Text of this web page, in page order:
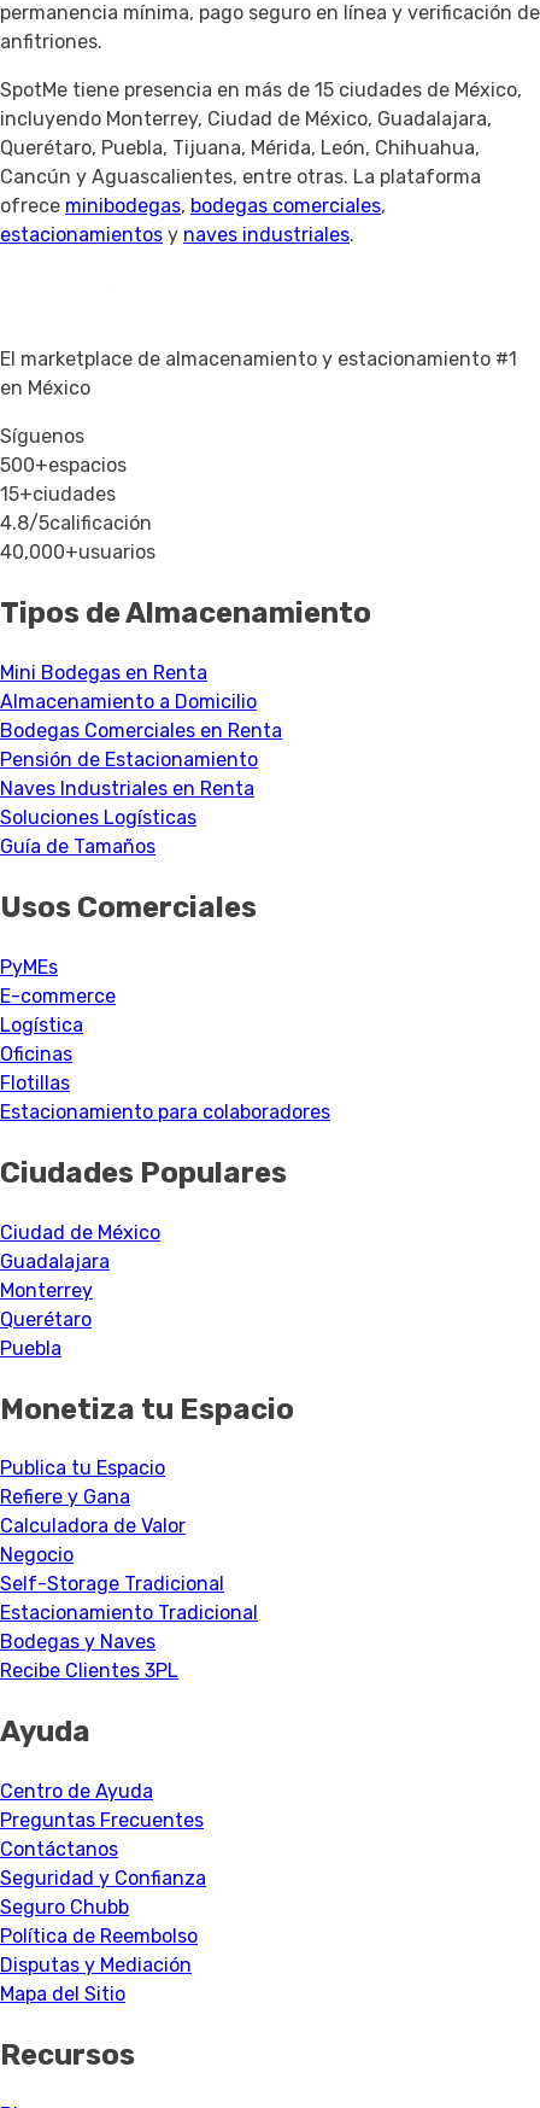
permanencia mínima, pago seguro en línea y verificación de
anfitriones.
SpotMe tiene presencia en más de 15 ciudades de México,
incluyendo Monterrey, Ciudad de México, Guadalajara,
Querétaro, Puebla, Tijuana, Mérida, León, Chihuahua,
Cancún y Aguascalientes, entre otras. La plataforma
ofrece minibodegas, bodegas comerciales,
estacionamientos y naves industriales.
El marketplace de almacenamiento y estacionamiento #1
en México
Síguenos
500+espacios
15+ciudades
4.8/5calificación
40,000+usuarios
Tipos de Almacenamiento
Mini Bodegas en Renta
Almacenamiento a Domicilio
Bodegas Comerciales en Renta
Pensión de Estacionamiento
Naves Industriales en Renta
Soluciones Logísticas
Guía de Tamaños
Usos Comerciales
PyMEs
E-commerce
Logística
Oficinas
Flotillas
Estacionamiento para colaboradores
Ciudades Populares
Ciudad de México
Guadalajara
Monterrey
Querétaro
Puebla
Monetiza tu Espacio
Publica tu Espacio
Refiere y Gana
Calculadora de Valor
Negocio
Self-Storage Tradicional
Estacionamiento Tradicional
Bodegas y Naves
Recibe Clientes 3PL
Ayuda
Centro de Ayuda
Preguntas Frecuentes
Contáctanos
Seguridad y Confianza
Seguro Chubb
Política de Reembolso
Disputas y Mediación
Mapa del Sitio
Recursos